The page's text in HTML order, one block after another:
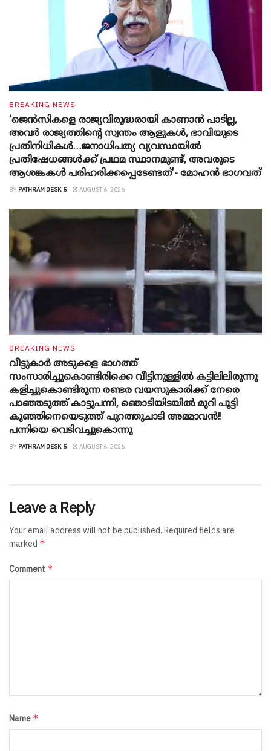
BREAKING NEWS
‘ജെൻസികളെ രാജ്യവിരുദ്ധരായി കാണാൻ പാടില്ല,
അവർ രാജ്യത്തിന്റെ സ്വന്തം ആളുകൾ, ഭാവിയുടെ
പ്രതിനിധികൾ…ജനാധിപത്യ വ്യവസ്ഥയിൽ
പ്രതിഷേധങ്ങൾക്ക് പ്രഥമ സ്ഥാനമുണ്ട്, അവരുടെ
ആശങ്കകൾ പരിഹരിക്കപ്പെടേണ്ടത്’- മോഹൻ ഭാ​ഗവത്
BY PATHRAM DESK 5 AUGUST 6, 2026
BREAKING NEWS
വീട്ടുകാർ അ‌ടുക്കള ഭാ​ഗത്ത്
സംസാരിച്ചുകൊണ്ടിരിക്കെ വീട്ടിനുള്ളിൽ കട്ടിലിലിരുന്നു
കളിച്ചുകൊണ്ടിരുന്ന രണ്ടര വയസുകാരിക്ക് നേരെ
പാഞ്ഞടുത്ത് കാട്ടുപന്നി, ‍ഞൊടിയി‌ടയിൽ മുറി പൂട്ടി
കുഞ്ഞിനെയെടുത്ത് പുറത്തുചാടി അമ്മാവൻ!!
പന്നിയെ വെടിവച്ചുകൊന്നു
BY PATHRAM DESK 5 AUGUST 6, 2026
Leave a Reply
Your email address will not be published. Required fields are
marked *
Comment *
Name *